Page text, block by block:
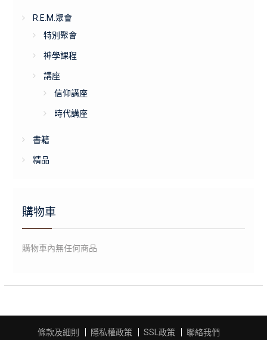
R.E.M.聚會
特別聚會
神學課程
講座
信仰講座
時代講座
書籍
精品
購物車
購物車內無任何商品
條款及細則 隱私權政策 SSL政策 聯絡我們